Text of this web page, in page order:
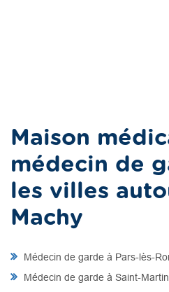
Maison
médecin de
les villes
Machy
Médecin de garde à Pars-lès-
Médecin de garde à Saint-